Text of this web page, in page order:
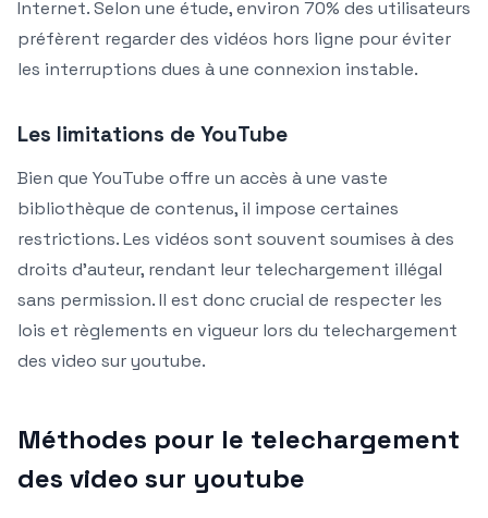
Internet. Selon une étude, environ 70% des utilisateurs
préfèrent regarder des vidéos hors ligne pour éviter
les interruptions dues à une connexion instable.
Les limitations de YouTube
Bien que YouTube offre un accès à une vaste
bibliothèque de contenus, il impose certaines
restrictions. Les vidéos sont souvent soumises à des
droits d’auteur, rendant leur telechargement illégal
sans permission. Il est donc crucial de respecter les
lois et règlements en vigueur lors du telechargement
des video sur youtube.
Méthodes pour le telechargement
des video sur youtube